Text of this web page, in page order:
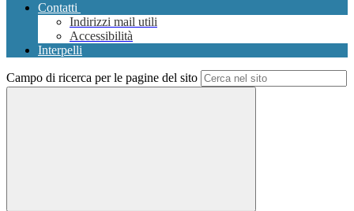
Contatti
Indirizzi mail utili
Accessibilità
Interpelli
Campo di ricerca per le pagine del sito